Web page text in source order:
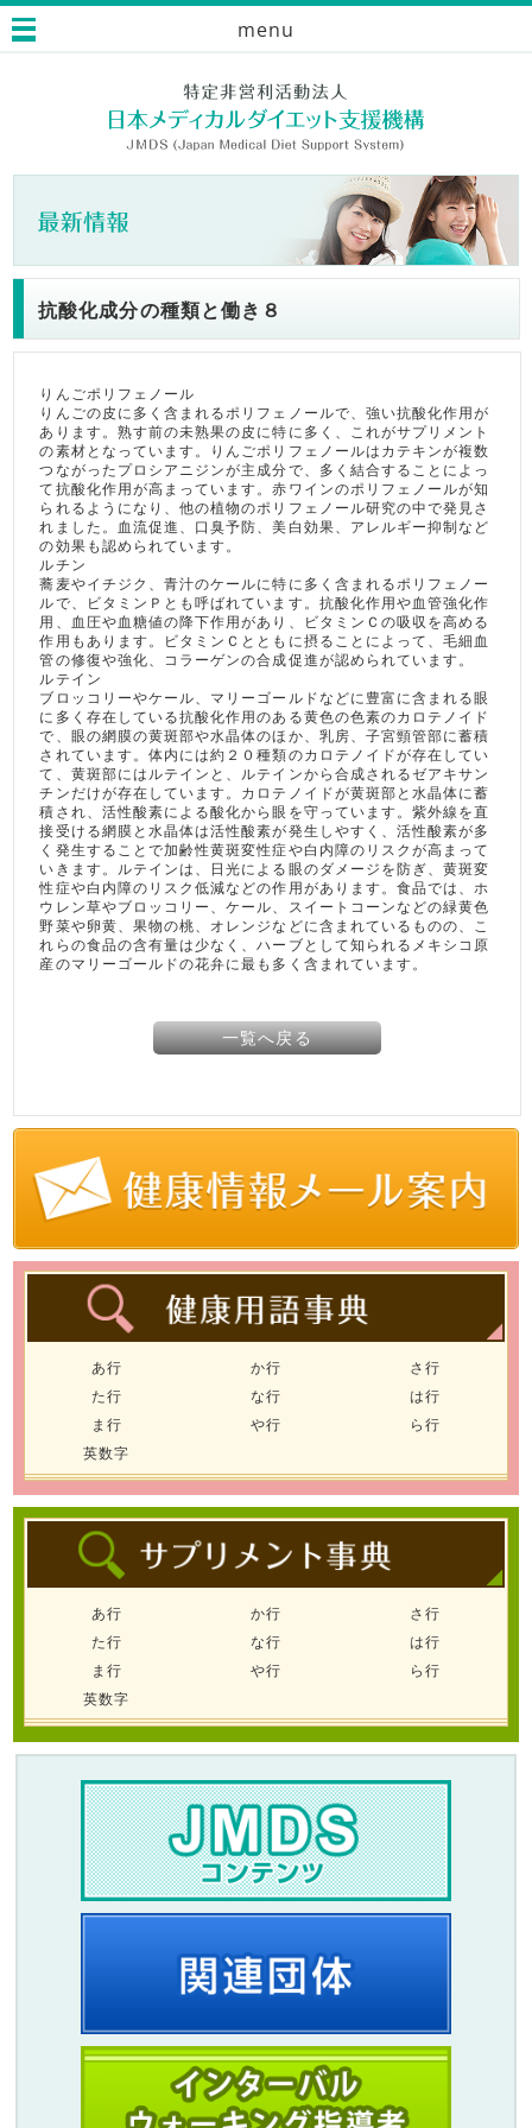
menu
抗酸化成分の種類と働き８
りんごポリフェノール
りんごの皮に多く含まれるポリフェノールで、強い抗酸化作用が
あります。熟す前の未熟果の皮に特に多く、これがサプリメント
の素材となっています。りんごポリフェノールはカテキンが複数
つながったプロシアニジンが主成分で、多く結合することによっ
て抗酸化作用が高まっています。赤ワインのポリフェノールが知
られるようになり、他の植物のポリフェノール研究の中で発見さ
れました。血流促進、口臭予防、美白効果、アレルギー抑制など
の効果も認められています。
ルチン
蕎麦やイチジク、青汁のケールに特に多く含まれるポリフェノー
ルで、ビタミンＰとも呼ばれています。抗酸化作用や血管強化作
用、血圧や血糖値の降下作用があり、ビタミンＣの吸収を高める
作用もあります。ビタミンＣとともに摂ることによって、毛細血
管の修復や強化、コラーゲンの合成促進が認められています。
ルテイン
ブロッコリーやケール、マリーゴールドなどに豊富に含まれる眼
に多く存在している抗酸化作用のある黄色の色素のカロテノイド
で、眼の網膜の黄斑部や水晶体のほか、乳房、子宮頸管部に蓄積
されています。体内には約２０種類のカロテノイドが存在してい
て、黄斑部にはルテインと、ルテインから合成されるゼアキサン
チンだけが存在しています。カロテノイドが黄斑部と水晶体に蓄
積され、活性酸素による酸化から眼を守っています。紫外線を直
接受ける網膜と水晶体は活性酸素が発生しやすく、活性酸素が多
く発生することで加齢性黄斑変性症や白内障のリスクが高まって
いきます。ルテインは、日光による眼のダメージを防ぎ、黄斑変
性症や白内障のリスク低減などの作用があります。食品では、ホ
ウレン草やブロッコリー、ケール、スイートコーンなどの緑黄色
野菜や卵黄、果物の桃、オレンジなどに含まれているものの、こ
れらの食品の含有量は少なく、ハーブとして知られるメキシコ原
産のマリーゴールドの花弁に最も多く含まれています。
一覧へ戻る
あ行 か行
さ行
た行
な行
は行
ま行
や行
ら行
英数字
あ行 か行
さ行
た行
な行
は行
ま行
や行
ら行
英数字